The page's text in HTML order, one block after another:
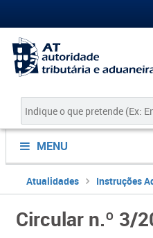
MENU
Atualidades Instruções
Circular n.º 3/